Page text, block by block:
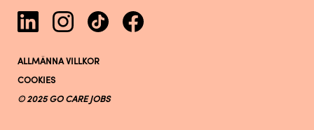
© 2025 GO CARE JOBS
ALLMÄNNA VILLKOR
COOKIES